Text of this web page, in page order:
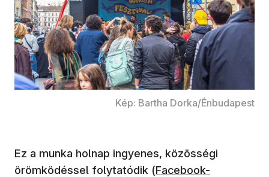
Kép: Bartha Dorka/Énbudapest
Ez a munka holnap ingyenes, közösségi
örömködéssel folytatódik ((új ablakban nyílik
Facebook-